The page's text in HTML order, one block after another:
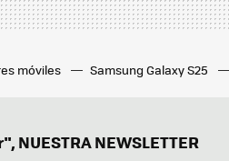
móviles Samsung Galaxy S25
NEWSLETTER